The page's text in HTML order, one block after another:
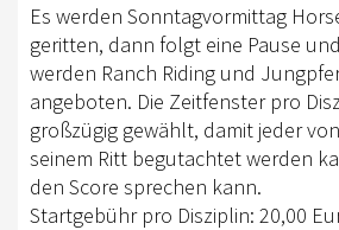
Es werden Sonntagvormittag
geritten, dann folgt eine Pause
werden Ranch Riding und
angeboten. Die Zeitfenster pro
großzügig gewählt, damit jeder
seinem Ritt begutachtet werden
den Score sprechen kann.
Startgebühr pro Disziplin: 20,00